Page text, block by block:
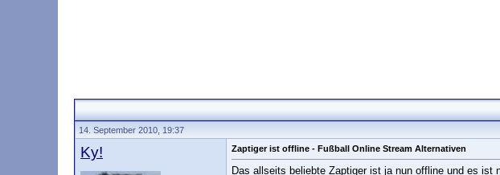
14. September 2010, 19:37
Ky! Zaptiger ist offline - Fußball Online Stream Alternativen
Das allseits beliebte Zaptiger ist ja nun offline und es